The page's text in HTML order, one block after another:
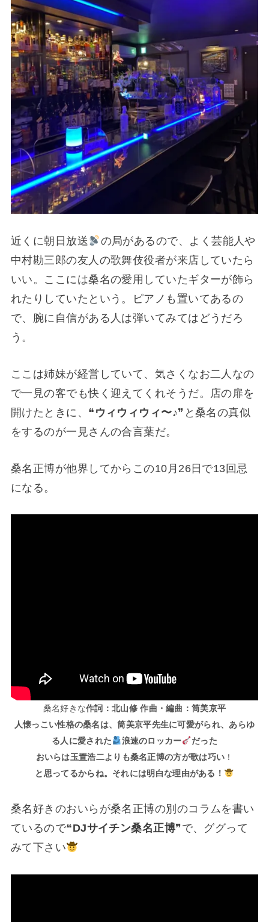
近くに朝日放送
の局があるので、よく芸能人や
中村勘三郎の友人の歌舞伎役者が来店していたら
いい。ここには桑名の愛用していたギターが飾ら
れたりしていたという。ピアノも置いてあるの
で、腕に自信がある人は弾いてみてはどうだろ
う。
ここは姉妹が経営していて、気さくなお二人なの
で一見の客でも快く迎えてくれそうだ。店の扉を
開けたときに、❝ ウィウィウィ〜♪❞と桑名の真似
をするのが一見さんの合言葉だ。
桑名正博が他界してからこの10月26日で13回忌
になる。
桑名好きな作詞：北山修 作曲・編曲：筒美京平
人懐っこい性格の桑名は、筒美京平先生に可愛がられ、あらゆ
る人に愛された
浪速のロッカー
だった
おいらは玉置浩二よりも桑名正博の方が歌は巧い ！
と思ってるからね。それには明白な理由がある ！
桑名好きのおいらが桑名正博の別のコラムを書い
ているので❝DJサイチン桑名正博❞で、ググって
みて下さい